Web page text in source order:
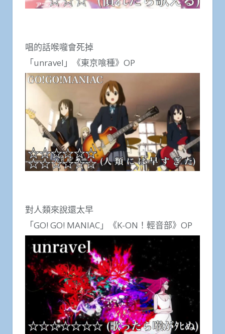
唱的話喉嚨會死掉
「unravel」《東京喰種》OP
對人類來說還太早
「GO! GO! MANIAC」《K-ON！輕音部》OP